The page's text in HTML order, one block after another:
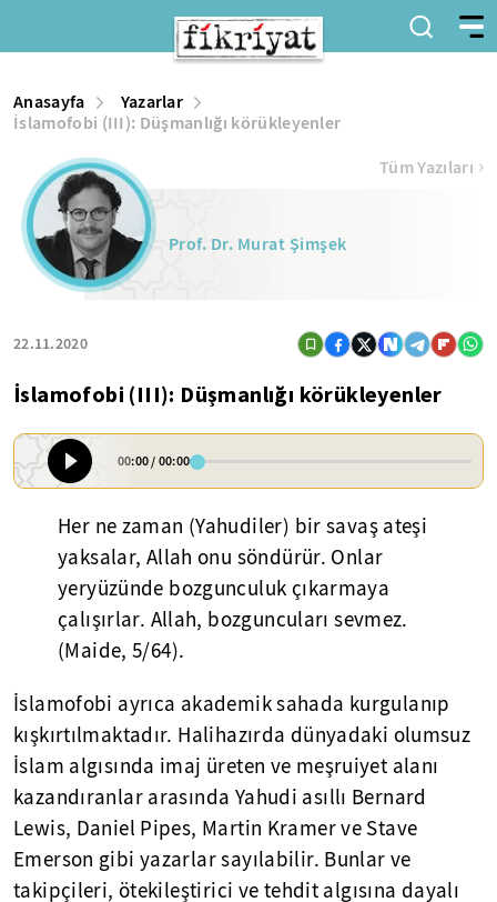
Anasayfa
Yazarlar
İslamofobi (III): Düşmanlığı körükleyenler
Prof. Dr. Murat Şimşek
22.11.2020
Tüm Yazıları
İslamofobi (III): Düşmanlığı körükleyenler
00:00/00:00
Her ne zaman (Yahudiler) bir savaş ateşi
yaksalar, Allah onu söndürür. Onlar
yeryüzünde bozgunculuk çıkarmaya
çalışırlar. Allah, bozguncuları sevmez.
(Maide, 5/64).
İslamofobi ayrıca akademik sahada kurgulanıp
kışkırtılmaktadır. Halihazırda dünyadaki olumsuz
İslam algısında imaj üreten ve meşruiyet alanı
kazandıranlar arasında Yahudi asıllı Bernard
Lewis, Daniel Pipes, Martin Kramer ve Stave
Emerson gibi yazarlar sayılabilir. Bunlar ve
takipçileri, ötekileştirici ve tehdit algısına dayalı